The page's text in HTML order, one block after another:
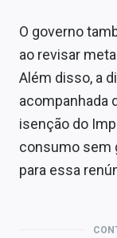
O governo
ao revisar
Além disso, a
acompanhada
isenção do
consumo sem
para essa